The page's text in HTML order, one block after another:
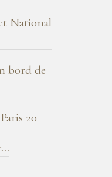
National
bord de
20